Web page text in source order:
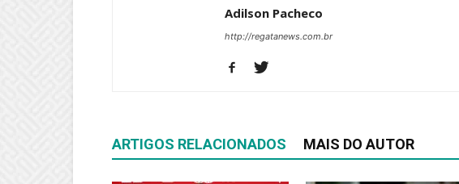
Adilson Pacheco
http://regatanews.com.br
ARTIGOS RELACIONADOS MAIS DO AUTOR